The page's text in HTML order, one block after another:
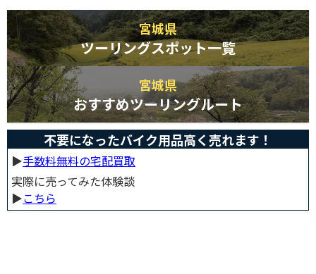
宮城県
ツーリングスポット一覧
宮城県
おすすめツーリングルート
不要になったバイク用品高く売れます！
▶︎手数料無料の宅配買取
実際に売ってみた体験談
▶︎こちら